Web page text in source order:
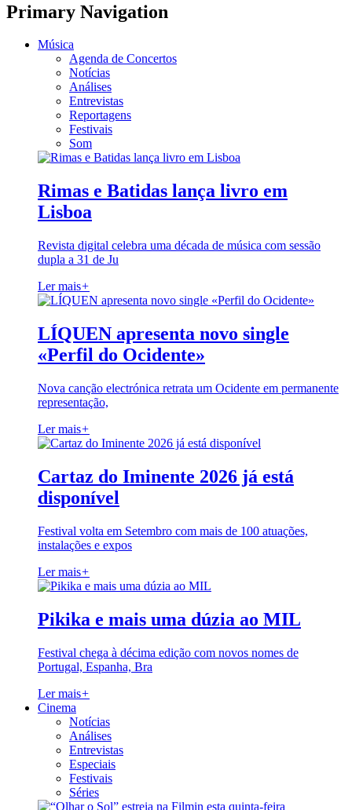
Primary Navigation
Música
Agenda de Concertos
Notícias
Análises
Entrevistas
Reportagens
Festivais
Som
Rimas e Batidas lança livro em
Lisboa
Revista digital celebra uma década de música com sessão
dupla a 31 de Ju
Ler mais+
LÍQUEN apresenta novo single
«Perfil do Ocidente»
Nova canção electrónica retrata um Ocidente em permanente
representação,
Ler mais+
Cartaz do Iminente 2026 já está
disponível
Festival volta em Setembro com mais de 100 atuações,
instalações e expos
Ler mais+
Pikika e mais uma dúzia ao MIL
Festival chega à décima edição com novos nomes de
Portugal, Espanha, Bra
Ler mais+
Cinema
Notícias
Análises
Entrevistas
Especiais
Festivais
Séries